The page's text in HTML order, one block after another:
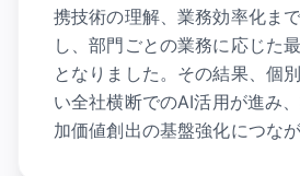
携技術の理解、業務効率化ま
し、部門ごとの業務に応じた
となりました。その結果、個
い全社横断でのAI活用が進み
加価値創出の基盤強化につなが